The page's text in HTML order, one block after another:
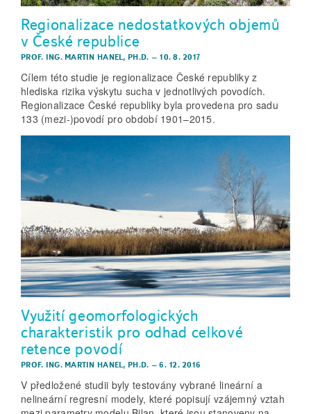
Regionalizace nedostatkových objemů
v České republice
PROF. ING. MARTIN HANEL, PH.D. – 10. 8. 2017
Cílem této studie je regionalizace České republiky z
hlediska rizika výskytu sucha v jednotlivých povodích.
Regionalizace České republiky byla provedena pro sadu
133 (mezi-)povodí pro období 1901–2015.
Využití geomorfologických
charakteristik pro odhad celkové
retence povodí
PROF. ING. MARTIN HANEL, PH.D. –6. 12. 2016
V předložené studii byly testovány vybrané lineární a
nelineární regresní modely, které popisují vzájemný vztah